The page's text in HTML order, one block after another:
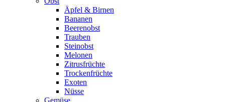
Äpfel & Birnen
Bananen
Beerenobst
Trauben
Steinobst
Melonen
Zitrusfrüchte
Trockenfrüchte
Exoten
Nüsse
Gemüse